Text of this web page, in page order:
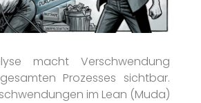
macht Verschwendung
Prozesses sichtbar.
im Lean (Muda)